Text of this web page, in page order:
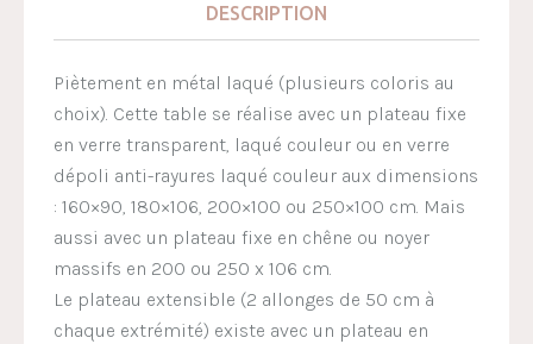
DESCRIPTION
Piètement en métal laqué (plusieurs coloris au
choix). Cette table se réalise avec un plateau fixe
en verre transparent, laqué couleur ou en verre
dépoli anti-rayures laqué couleur aux dimensions
: 160×90, 180×106, 200×100 ou 250×100 cm. Mais
aussi avec un plateau fixe en chêne ou noyer
massifs en 200 ou 250 x 106 cm.
Le plateau extensible (2 allonges de 50 cm à
chaque extrémité) existe avec un plateau en